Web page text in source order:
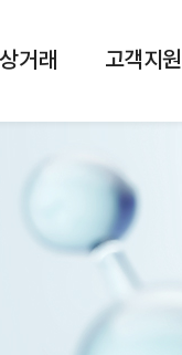
거래 고객지원